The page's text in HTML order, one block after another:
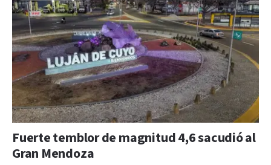
Fuerte temblor de magnitud 4,6 sacudió al
Gran Mendoza